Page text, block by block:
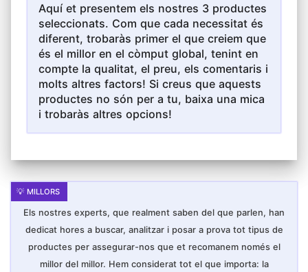
Aquí et presentem els nostres 3 productes
seleccionats. Com que cada necessitat és
diferent, trobaràs primer el que creiem que
és el millor en el còmput global, tenint en
compte la qualitat, el preu, els comentaris i
molts altres factors! Si creus que aquests
productes no són per a tu, baixa una mica
i trobaràs altres opcions!
Els nostres experts, que realment saben del que parlen, han
dedicat hores a buscar, analitzar i posar a prova tot tipus de
productes per assegurar-nos que et recomanem només el
millor del millor. Hem considerat tot el que importa: la